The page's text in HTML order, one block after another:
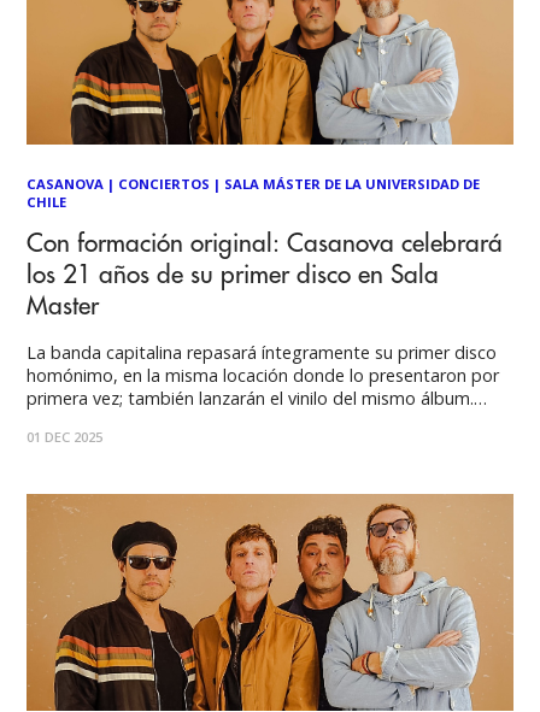
CASANOVA | CONCIERTOS | SALA MÁSTER DE LA UNIVERSIDAD DE
CHILE
Con formación original: Casanova celebrará
los 21 años de su primer disco en Sala
Master
La banda capitalina repasará íntegramente su primer disco
homónimo, en la misma locación donde lo presentaron por
primera vez; también lanzarán el vinilo del mismo álbum.
recuerdos y novedades, Casanova prepara su retorno a los
01 DEC 2025